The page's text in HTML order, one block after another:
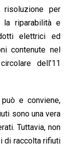
risoluzione per
la riparabilità e
elettrici ed
contenute nel
dell’11
e conviene,
sono una vera
Tuttavia, non
di raccolta rifiuti